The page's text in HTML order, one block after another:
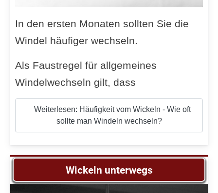
In den ersten Monaten sollten Sie die
Windel häufiger wechseln.
Als Faustregel für allgemeines
Windelwechseln gilt, dass
Weiterlesen: Häufigkeit vom Wickeln - Wie oft
sollte man Windeln wechseln?
Wickeln unterwegs